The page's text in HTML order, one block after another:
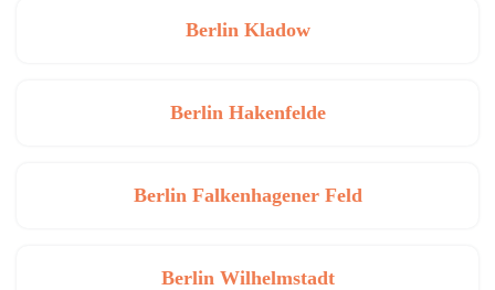
Berlin Kladow
Berlin Hakenfelde
Berlin Falkenhagener Feld
Berlin Wilhelmstadt